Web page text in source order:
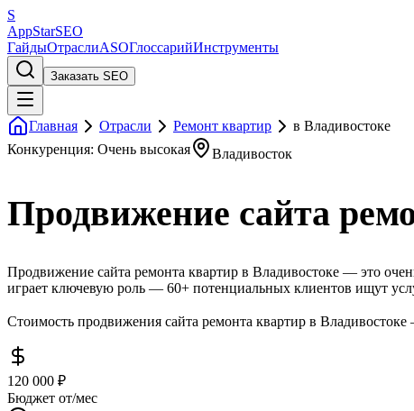
S
AppStarSEO
ГайдыОтраслиASOГлоссарийИнструменты
Заказать SEO
Главная Отрасли Ремонт квартир
в Владивостоке
Конкуренция: Очень высокая
Владивосток
Продвижение сайта
Продвижение сайта ремонта квартир в Владивостоке — это
играет ключевую роль — 60+ потенциальных клиентов ищут
Стоимость продвижения сайта ремонта квартир в
120 000 ₽
Бюджет от/мес